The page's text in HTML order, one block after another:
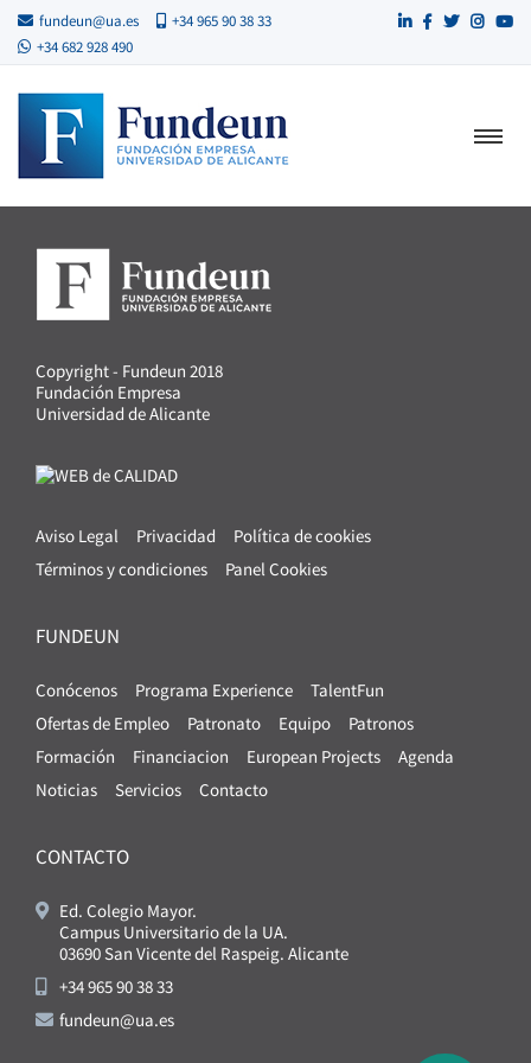
fundeun@ua.es
+34 965 90 38 33
+34 682 928 490
Copyright - Fundeun 2018
Fundación Empresa
Universidad de Alicante
Aviso Legal Privacidad
Política de cookies
Términos y condiciones
Panel Cookies
FUNDEUN
Conócenos Programa Experience
TalentFun
Ofertas de Empleo
Patronato Equipo
Patronos
Formación
Financiacion European Projects
Agenda
Noticias
Servicios Contacto
CONTACTO
Ed. Colegio Mayor.
Campus Universitario de la UA.
03690 San Vicente del Raspeig. Alicante
+34 965 90 38 33
fundeun@ua.es